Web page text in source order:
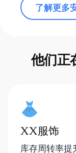
了解更多
他们正
XX服饰
库存周转率提